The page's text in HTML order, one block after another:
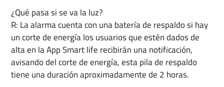
¿Qué pasa si se va la luz?
R: La alarma cuenta con una batería de respaldo si hay
un corte de energía los usuarios que estén dados de
alta en la App Smart life recibirán una notificación,
avisando del corte de energía, esta pila de respaldo
tiene una duración aproximadamente de 2 horas.